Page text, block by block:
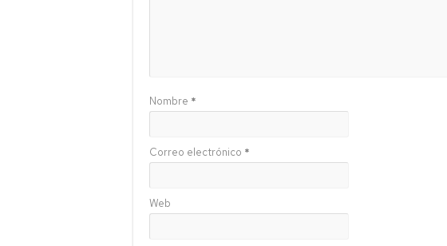
Nombre *
Correo electrónico *
Web